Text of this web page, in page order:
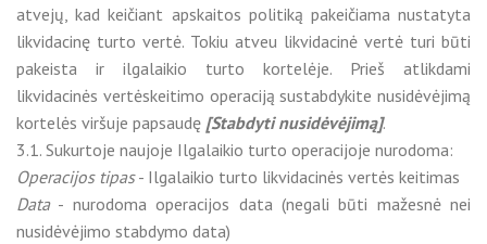
atvejų, kad keičiant apskaitos politiką pakeičiama nustatyta
likvidacinę turto vertė. Tokiu atveu likvidacinė vertė turi būti
pakeista ir ilgalaikio turto kortelėje. Prieš atlikdami
likvidacinės vertėskeitimo operaciją sustabdykite nusidėvėjimą
kortelės viršuje papsaudę [Stabdyti nusidėvėjimą].
3.1. Sukurtoje naujoje Ilgalaikio turto operacijoje nurodoma:
Operacijos tipas- Ilgalaikio turto likvidacinės vertės keitimas
Data- nurodoma operacijos data (negali būti mažesnė nei
nusidėvėjimo stabdymo data)